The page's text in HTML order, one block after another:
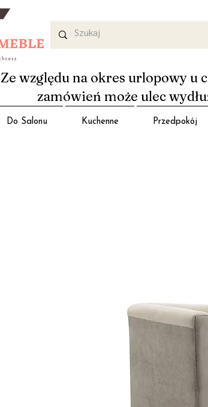
Ze względu na okres urlopowy u
zamówień może ulec
Do Salonu Kuchenne Przedpokój